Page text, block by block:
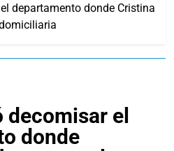
departamento donde Cristina
el
donde